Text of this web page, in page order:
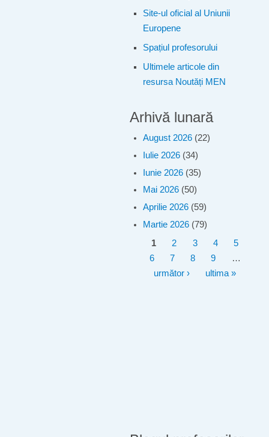
Site-ul oficial al Uniunii
Europene
Spațiul profesorului
Ultimele articole din
resursa Noutăți MEN
Arhivă lunară
August 2026 (22)
Iulie 2026 (34)
Iunie 2026 (35)
Mai 2026 (50)
Aprilie 2026 (59)
Martie 2026 (79)
Pagini
1 2 3 4
5
6
7 8 9
…
următor ›
ultima »